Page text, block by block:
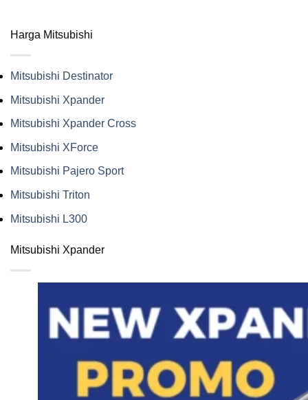
Harga Mitsubishi
Mitsubishi Destinator
Mitsubishi Xpander
Mitsubishi Xpander Cross
Mitsubishi XForce
Mitsubishi Pajero Sport
Mitsubishi Triton
Mitsubishi L300
Mitsubishi Xpander